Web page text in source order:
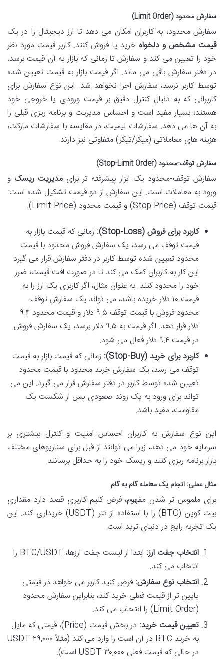
سفارش محدود (Limit Order)
سفارش محدود، به کاربران امکان می دهد تا ارز دیجیتال را در یک
قیمت مشخص و دلخواه خرید یا فروش کنند. کاربر قیمت مورد نظر
خود را تعیین می کند و سفارش تا زمانی که بازار به آن قیمت برسد،
در دفتر سفارش باقی می ماند. اگر قیمت بازار به قیمت تعیین شده
توسط کاربر نرسد، سفارش اجرا نخواهد شد. این نوع سفارش برای
کاربرانی که به دنبال کنترل دقیق بر قیمت ورودی یا خروجی خود
هستند، بسیار مفید است و احساس مدیریت و برنامه ریزی قبلی را
به آن ها می دهد. سفارشات لیمیت، در مقایسه با سفارشات مارکت،
هزینه های معاملاتی (میکر/تیکر) متفاوتی نیز دارند.
سفارش توقف-محدود (Stop-Limit Order)
سفارش توقف-محدود یک ابزار پیشرفته تر برای مدیریت ریسک و
ورود به معاملات است. این سفارش از دو قیمت تشکیل شده است:
قیمت توقف (Stop Price) و قیمت محدود (Limit Price).
کاربرد برای فروش (Stop-Loss):
زمانی که قیمت بازار به
قیمت توقف می رسد، یک سفارش فروش محدود با قیمت
محدود تعیین شده توسط کاربر در دفتر سفارش قرار می گیرد.
این کار به کاربران کمک می کند تا در صورت افت قیمت، ضرر
خود را محدود کنند. به عنوان مثال، اگر کاربری یک ارز را به
قیمت ۱۰ دلار خریده باشد، می تواند یک سفارش توقف-
محدود فروش با قیمت توقف ۹.۵ دلار و قیمت محدود ۹.۴
دلار قرار دهد. اگر قیمت به ۹.۵ دلار برسد، یک سفارش فروش
در قیمت ۹.۴ دلار فعال می شود.
کاربرد برای خرید (Stop-Buy):
زمانی که قیمت بازار به قیمت
توقف می رسد، یک سفارش خرید محدود با قیمت محدود
تعیین شده توسط کاربر در دفتر سفارش قرار می گیرد. این می
تواند برای ورود به یک روند صعودی پس از شکست یک
مقاومت، مفید باشد.
این نوع سفارش به کاربران احساس امنیت و کنترل بیشتری بر
سرمایه خود می دهد، زیرا می توانند از قبل برای سناریوهای مختلف
بازار برنامه ریزی کنند و ریسک خود را به حداقل برسانند.
مثال عملی: انجام یک معامله گام به گام
برای ملموس تر شدن مفهوم، فرض کنیم کاربری قصد دارد مقداری
بیت کوین (BTC) را با استفاده از تتر (USDT) خریداری کند. این
یک تجربه رایج در دنیای ترید است.
انتخاب جفت ارز:
ابتدا از لیست جفت ارزها، BTC/USDT را
انتخاب می کند.
انتخاب نوع سفارش: فرض کنید کاربر می خواهد در قیمتی
پایین تر از قیمت فعلی خرید کند، بنابراین سفارش محدود
(Limit Order) را انتخاب می کند.
تعیین قیمت خرید:
در بخش قیمت (Price)، قیمتی که مایل
به خرید BTC در آن است را وارد می کند (مثلاً ۲۹,۰۰۰ USDT
در حالی که قیمت فعلی ۳۰,۰۰۰ USDT است).